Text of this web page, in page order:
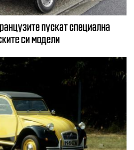
пускат специална
си модели